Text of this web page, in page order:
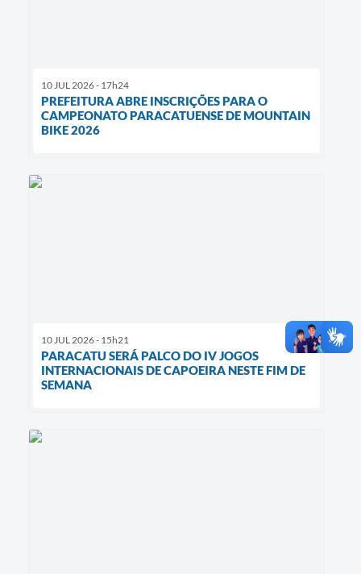
10 JUL 2026 - 17h24
PREFEITURA ABRE INSCRIÇÕES PARA O
CAMPEONATO PARACATUENSE DE MOUNTAIN
BIKE 2026
10 JUL 2026 - 15h21
PARACATU SERÁ PALCO DO IV JOGOS
INTERNACIONAIS DE CAPOEIRA NESTE FIM DE
SEMANA